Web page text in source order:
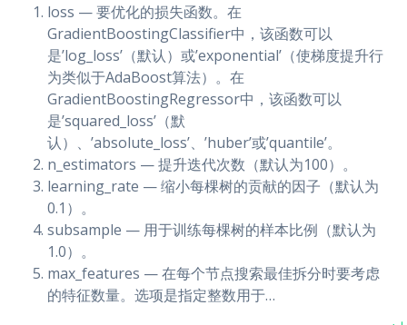
loss — 要优化的损失函数。在
GradientBoostingClassifier中，该函数可以
是’log_loss’（默认）或’exponential’（使梯度提升行
为类似于AdaBoost算法）。在
GradientBoostingRegressor中，该函数可以
是’squared_loss’（默
认）、’absolute_loss’、’huber’或’quantile’。
n_estimators — 提升迭代次数（默认为100）。
learning_rate — 缩小每棵树的贡献的因子（默认为
0.1）。
subsample — 用于训练每棵树的样本比例（默认为
1.0）。
max_features — 在每个节点搜索最佳拆分时要考虑
的特征数量。选项是指定整数用于…